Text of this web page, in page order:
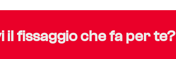
il fissaggio che fa per te?